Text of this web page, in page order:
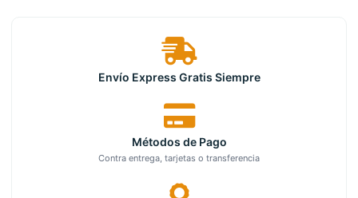
Envío Express Gratis Siempre
Métodos de Pago
Contra entrega, tarjetas o transferencia